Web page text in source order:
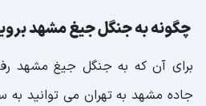
چگونه به جنگل جیغ مشهد
برای آن که به جنگل جیغ مشهد
جاده مشهد به تهران می توانید